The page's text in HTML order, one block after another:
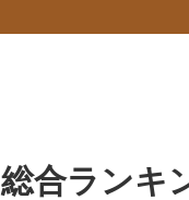
総合ランキ